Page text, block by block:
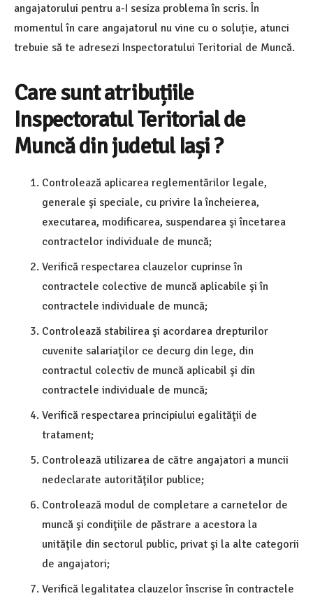
angajatorului pentru a-I sesiza problema în scris. În
momentul în care angajatorul nu vine cu o soluție, atunci
trebuie să te adresezi Inspectoratului Teritorial de Muncă.
Care sunt atribuțiile
Inspectoratul Teritorial de
Muncă din judetul Iași ?
Controlează aplicarea reglementărilor legale,
generale şi speciale, cu privire la încheierea,
executarea, modificarea, suspendarea şi încetarea
contractelor individuale de muncă;
Verifică respectarea clauzelor cuprinse în
contractele colective de muncă aplicabile şi în
contractele individuale de muncă;
Controlează stabilirea şi acordarea drepturilor
cuvenite salariaţilor ce decurg din lege, din
contractul colectiv de muncă aplicabil şi din
contractele individuale de muncă;
Verifică respectarea principiului egalităţii de
tratament;
Controlează utilizarea de către angajatori a muncii
nedeclarate autorităţilor publice;
Controlează modul de completare a carnetelor de
muncă şi condiţiile de păstrare a acestora la
unităţile din sectorul public, privat şi la alte categorii
de angajatori;
Verifică legalitatea clauzelor înscrise în contractele